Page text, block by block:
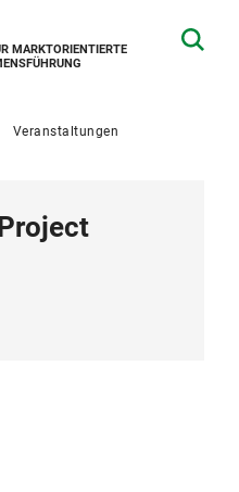
MARKTORIENTIERTE
Veranstaltungen